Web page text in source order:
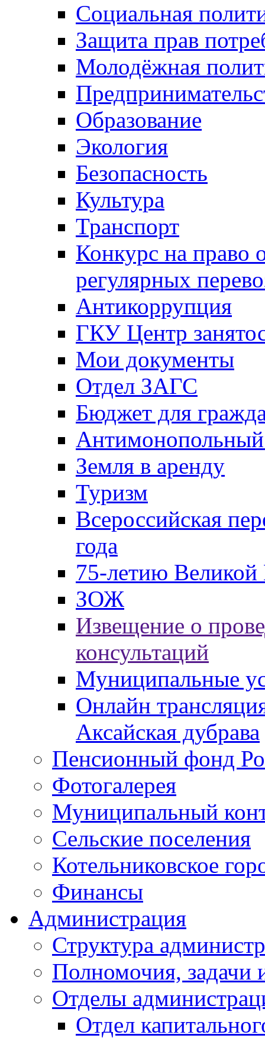
Социальная
Защита прав
Молодёжная
Образование
Экология
Безопасность
Культура
Транспорт
Конкурс на право
регулярных
Антикоррупция
ГКУ Центр
Мои документы
Отдел ЗАГС
Бюджет для
Антимонопольный
Земля в аренду
Туризм
Всероссийская
года
75-летию
ЗОЖ
Извещение о
консультаций
Муниципальные
Онлайн
Аксайская дубрава
Пенсионный фонд
Фотогалерея
Муниципальный
Сельские поселения
Котельниковское
Финансы
Администрация
Структура
Полномочия, задачи
Отделы
Отдел